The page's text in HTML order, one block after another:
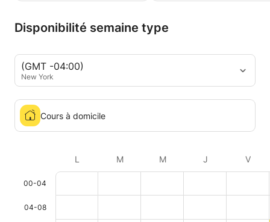
Disponibilité semaine type
(GMT -04:00)
New York
Cours à domicile
L M M J V
00-04
04-08